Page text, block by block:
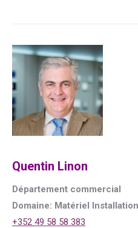
Quentin Linon
Département commercial
Domaine: Matériel
+352 49 58 58 383